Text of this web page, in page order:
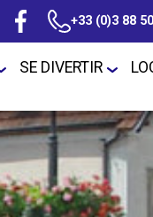
+33 (0)3 88
/ Ados
Plan
(PLU)
SE DIVERTIR
Associations
Fetes de rue /
Sports et Loisirs